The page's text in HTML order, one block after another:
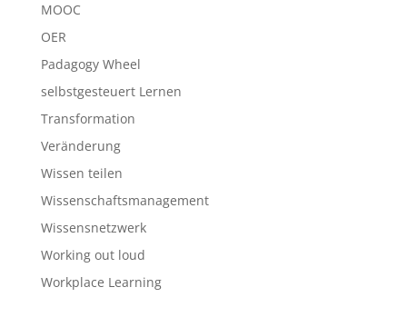
MOOC
OER
Padagogy Wheel
selbstgesteuert Lernen
Transformation
Veränderung
Wissen teilen
Wissenschaftsmanagement
Wissensnetzwerk
Working out loud
Workplace Learning